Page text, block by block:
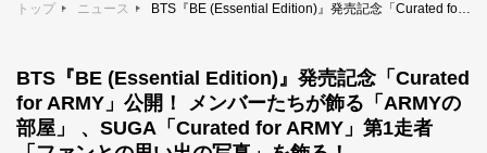
トップ ニュース BTS『BE (Essential Edition)』発売記念「Curated for ARMY」公開！ メンバーたちが飾る「ARMYの部屋」 、SUGA「Curated for ARMY」第1走者「ファンとの思い出の写真」を飾る！
BTS『BE (Essential Edition)』発売記念「Curated
for ARMY」公開！ メンバーたちが飾る「ARMYの
部屋」 、SUGA「Curated for ARMY」第1走者